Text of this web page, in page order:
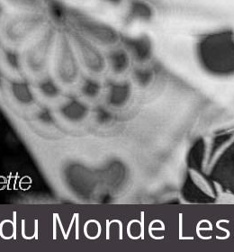
Monde